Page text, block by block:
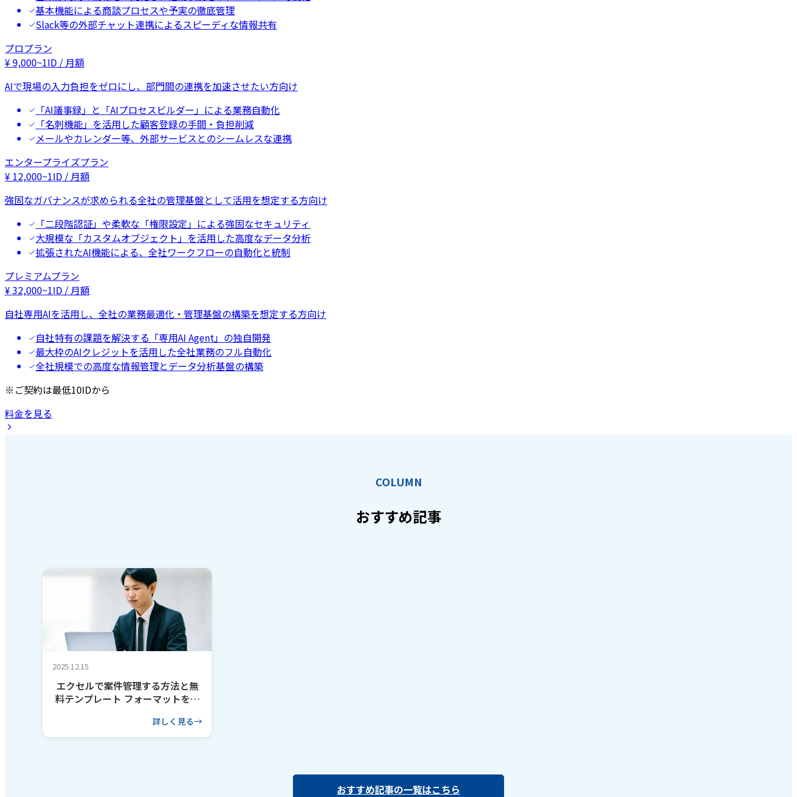
基本機能による商談プロセスや予実の徹底管理
Slack等の外部チャット連携によるスピーディな情報共有
プロプラン
¥9,000~1ID / 月額
AIで現場の入力負担をゼロにし、部門間の連携を加速させたい方向け
「AI議事録」と「AIプロセスビルダー」による業務自動化
「名刺機能」を活用した顧客登録の手間・負担削減
メールやカレンダー等、外部サービスとのシームレスな連携
エンタープライズプラン
¥ 12,000~1ID / 月額
強固なガバナンスが求められる全社の管理基盤として活用を想定する方向け
「二段階認証」や柔軟な「権限設定」による強固なセキュリティ
大規模な「カスタムオブジェクト」を活用した高度なデータ分析
拡張されたAI機能による、全社ワークフローの自動化と統制
プレミアムプラン
¥32,000~1ID / 月額
自社専用AIを活用し、全社の業務最適化・管理基盤の構築を想定する方向け
自社特有の課題を解決する「専用AI Agent」の独自開発
最大枠のAIクレジットを活用した全社業務のフル自動化
全社規模での高度な情報管理とデータ分析基盤の構築
※ご契約は最低10IDから
料金を見る
COLUMN
おすすめ記事
2025.12.15
エクセルで案件管理する方法と無
料テンプレート フォーマットを作
詳しく見る
おすすめ記事の一覧はこちら